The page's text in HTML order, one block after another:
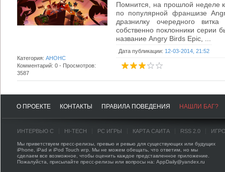
Помнится, на прошлой неделе
по популярной франшизе
дразнилку очередного
собственно поклонники серии
название Angry Birds Epic, ...
Дата публикации: 12-03-2014, 21:52
Категория: АНОНС
Комментарий: 0 - Просмотров:
3587
О ПРОЕКТЕ КОНТАКТЫ ПРАВИЛА ПОВЕДЕНИЯ НАШЛИ БАГ?
ИНТЕРВЬЮ С HI-TECH PC ИГРЫ КАРТА САЙТА RSS 2.0
Мы приветствуем пресс-релизы, превью и ревью для существующих или будущих
iPhone, iPad и iPod Touch игр. Мы не можем обещать, что ответим, но мы
сделаем все возможное, чтобы оценить каждое представленное приложение.
Пожалуйста, присылайте пресс-релизы или вопросы на: AppDaily@yandex.ru